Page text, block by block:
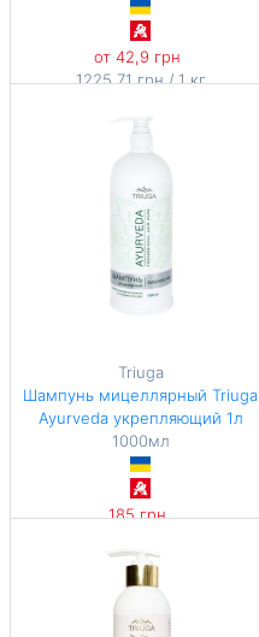
35г
от 42,9 грн
1225,71 грн / 1 кг
Triuga
Шампунь мицеллярный Triuga
Ayurveda укрепляющий 1л
1000мл
185 грн